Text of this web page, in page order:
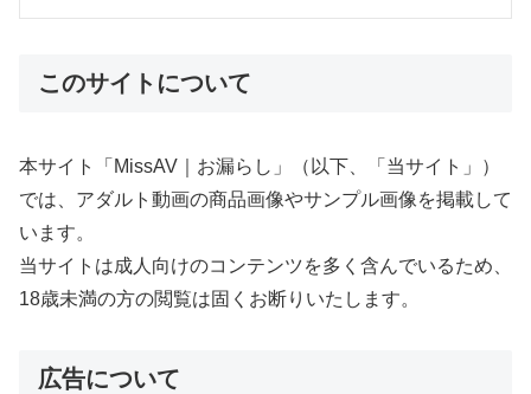
このサイトについて
本サイト「MissAV｜お漏らし」（以下、「当サイト」）
では、アダルト動画の商品画像やサンプル画像を掲載して
います。
当サイトは成人向けのコンテンツを多く含んでいるため、
18歳未満の方の閲覧は固くお断りいたします。
広告について